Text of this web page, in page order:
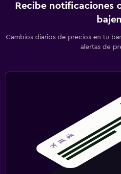
Recibe notificaciones
bajen
Cambios diarios de precios en tu
alertas de